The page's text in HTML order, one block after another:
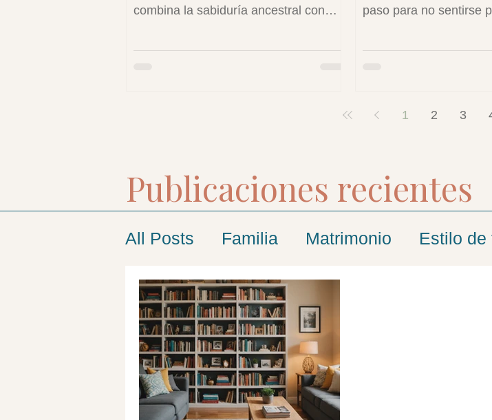
combina la sabiduría ancestral con
espacios seguros donde las personas
paso para no sentirse
para la gestión del
1 2 3
All Posts Familia Matrimonio Estilo de
Publicaciones recientes